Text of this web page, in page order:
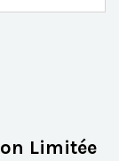
Limitée